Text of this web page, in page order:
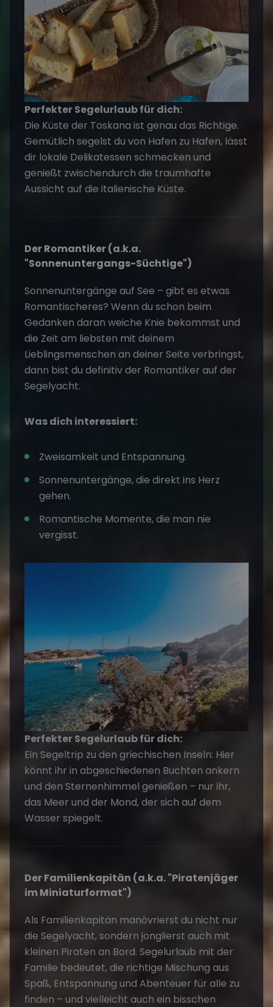
Perfekter Segelurlaub für dich:
Die Küste der Toskana ist genau das Richtige.
Gemütlich segelst du von Hafen zu Hafen, lässt
dir lokale Delikatessen schmecken und
genießt zwischendurch die traumhafte
Aussicht auf die italienische Küste.
Der Romantiker (a.k.a.
"Sonnenuntergangs-Süchtige")
Sonnenuntergänge auf See – gibt es etwas
Romantischeres? Wenn du schon beim
Gedanken daran weiche Knie bekommst und
die Zeit am liebsten mit deinem
Lieblingsmenschen an deiner Seite verbringst,
dann bist du definitiv der Romantiker auf der
Segelyacht.
Was dich interessiert:
Zweisamkeit und Entspannung.
Sonnenuntergänge, die direkt ins Herz
gehen.
Romantische Momente, die man nie
vergisst.
Perfekter Segelurlaub für dich:
Ein Segeltrip zu den griechischen Inseln: Hier
könnt ihr in abgeschiedenen Buchten ankern
und den Sternenhimmel genießen – nur ihr,
das Meer und der Mond, der sich auf dem
Wasser spiegelt.
Der Familienkapitän (a.k.a. "Piratenjäger
im Miniaturformat")
Als Familienkapitän manövrierst du nicht nur
die Segelyacht, sondern jonglierst auch mit
kleinen Piraten an Bord. Segelurlaub mit der
Familie bedeutet, die richtige Mischung aus
Spaß, Entspannung und Abenteuer für alle zu
finden – und vielleicht auch ein bisschen